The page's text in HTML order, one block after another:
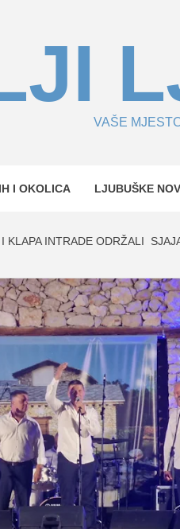
VAŠE
I OKOLICA LJUBUŠKE
KLAPA INTRADE ODRŽALI